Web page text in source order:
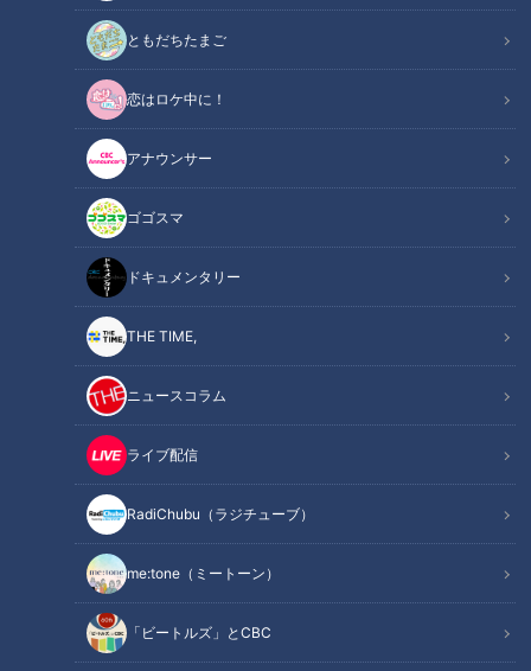
ともだちたまご
恋はロケ中に！
アナウンサー
ゴゴスマ
ドキュメンタリー
THE TIME,
ニュースコラム
ライブ配信
RadiChubu（ラジチューブ）
me:tone（ミートーン）
「ビートルズ」とCBC
【CBCテレビ チャント！論説室コーナー】
※2月8日放送の『チャント！』～暮らしに役立つ！ニュース用
語講座～に基づく原稿内容です
バイデン新政権がスタートしたアメリカ合衆国ですが、前政権
からの難題も数多く残っています。そのひとつ、前大統領ドナ
ルド・トランプ氏の弾劾裁判がスタートします。
民衆を煽ったトランプ氏
日米「弾劾」の違いは？
歴代大統領の「弾劾」は？
上院のカギは共和党が握る
前大統領への弾劾の意味とは？
現地発「すでに“過去の人”？」
オススメ関連コンテンツ
民衆を煽ったトランプ氏